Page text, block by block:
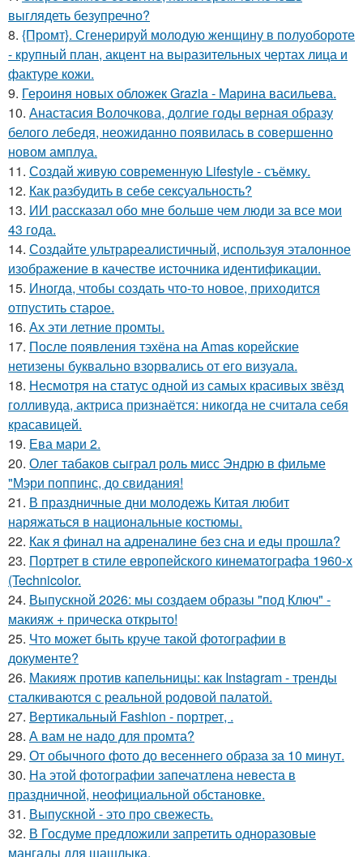
выглядеть безупречно?
8. {Промт}. Сгенерируй молодую женщину в полуобороте
- крупный план, акцент на выразительных чертах лица и
фактуре кожи.
9. Героиня новых обложек Grazia - Марина васильева.
10. Анастасия Волочкова, долгие годы верная образу
белого лебедя, неожиданно появилась в совершенно
новом амплуа.
11. Создай живую современную Lifestyle - съёмку.
12. Как разбудить в себе сексуальность?
13. ИИ рассказал обо мне больше чем люди за все мои
43 года.
14. Создайте ультрареалистичный, используя эталонное
изображение в качестве источника идентификации.
15. Иногда, чтобы создать что-то новое, приходится
отпустить старое.
16. Ах эти летние промты.
17. После появления тэхёна на Amas корейские
нетизены буквально взорвались от его визуала.
18. Несмотря на статус одной из самых красивых звёзд
голливуда, актриса признаётся: никогда не считала себя
красавицей.
19. Ева мари 2.
20. Олег табаков сыграл роль мисс Эндрю в фильме
"Мэри поппинс, до свидания!
21. В праздничные дни молодежь Китая любит
наряжаться в национальные костюмы.
22. Как я финал на адреналине без сна и еды прошла?
23. Портрет в стиле европейского кинематографа 1960-х
(Technicolor.
24. Выпускной 2026: мы создаем образы "под Ключ" -
макияж + прическа открыто!
25. Что может быть круче такой фотографии в
документе?
26. Макияж против капельницы: как Instagram - тренды
сталкиваются с реальной родовой палатой.
27. Вертикальный Fashion - портрет, .
28. А вам не надо для промта?
29. От обычного фото до весеннего образа за 10 минут.
30. На этой фотографии запечатлена невеста в
праздничной, неофициальной обстановке.
31. Выпускной - это про свежесть.
32. В Госдуме предложили запретить одноразовые
мангалы для шашлыка.